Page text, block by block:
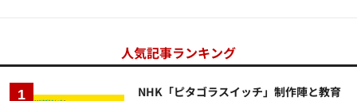
人気記事ランキング
NHK「ピタゴラスイッチ」制作陣と教育